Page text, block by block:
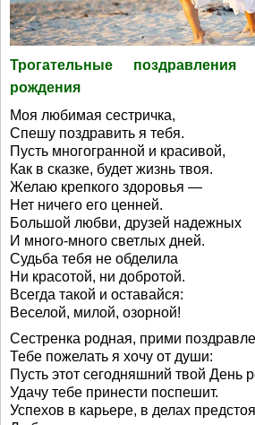
Трогательные
рождения
Моя любимая сестричка,
Спешу поздравить я тебя.
Пусть многогранной и красивой,
Как в сказке, будет жизнь твоя.
Желаю крепкого здоровья —
Нет ничего его ценней.
Большой любви, друзей надежных
И много-много светлых дней.
Судьба тебя не обделила
Ни красотой, ни добротой.
Всегда такой и оставайся:
Веселой, милой, озорной!
Сестренка родная, прими
Тебе пожелать я хочу от души:
Пусть этот сегодняшний твой День
Удачу тебе принести поспешит.
Успехов в карьере, в делах